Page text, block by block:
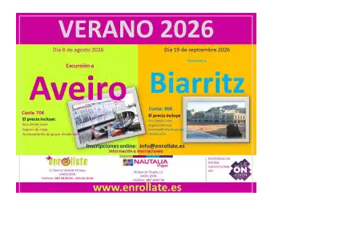
La Universidad de León
distribuye folletos con la
programación del evento
del eclipse solar que
organiza con la ESA y el
Ayuntamiento
7 Ago 2026
Los materiales ya pueden